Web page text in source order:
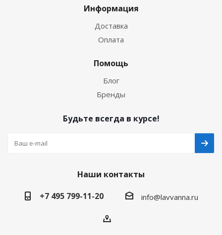
Информация
Доставка
Оплата
Помощь
Блог
Бренды
Будьте всегда в курсе!
Наши контакты
+7 495 799-11-20
info@lavvanna.ru